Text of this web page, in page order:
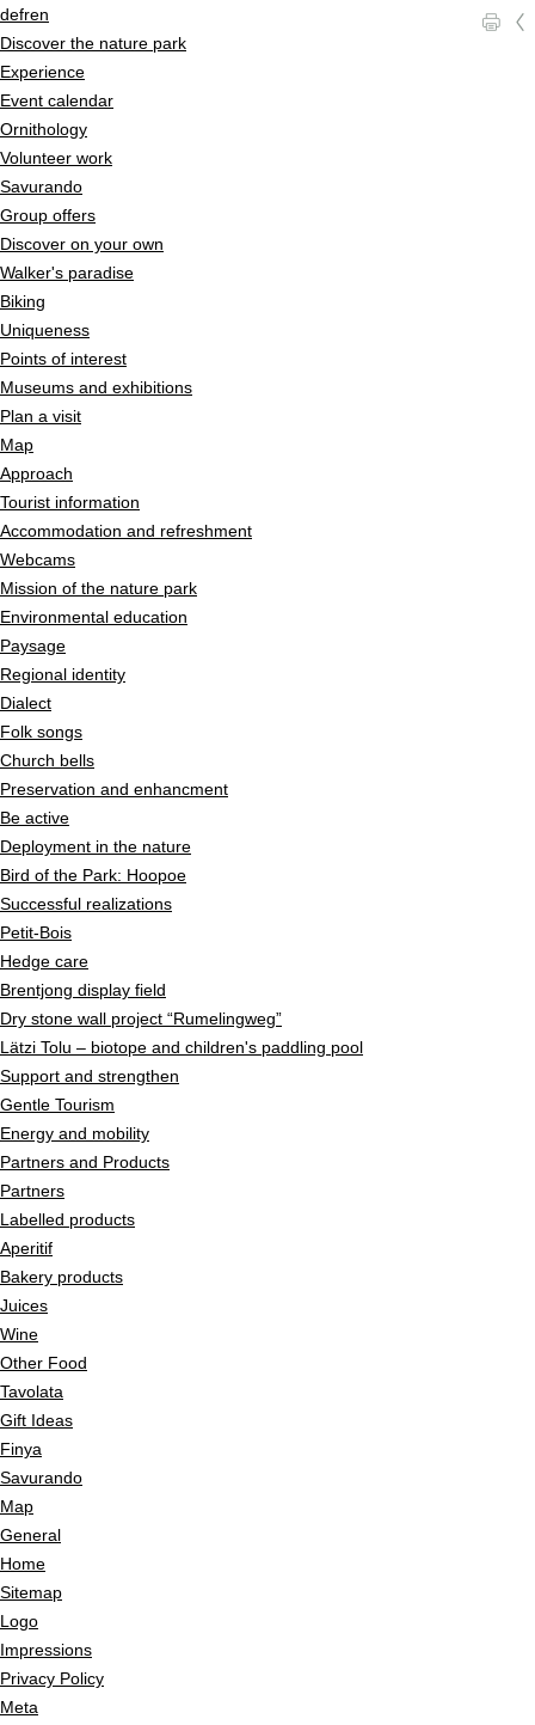
Navigieren in Pfyn-Finges
navigation
Home page
Navigation
Content
Contact
Sitemap
Search
defren
Discover the nature park
Experience
Event calendar
Ornithology
Volunteer work
Savurando
Group offers
Discover on your own
Walker's paradise
Biking
Uniqueness
Points of interest
Museums and exhibitions
Plan a visit
Map
Approach
Tourist information
Accommodation and refreshment
Webcams
Mission of the nature park
Environmental education
Paysage
Regional identity
Dialect
Folk songs
Church bells
Preservation and enhancment
Be active
Deployment in the nature
Bird of the Park: Hoopoe
Successful realizations
Petit-Bois
Hedge care
Brentjong display field
Dry stone wall project “Rumelingweg”
Lätzi Tolu – biotope and children's paddling pool
Support and strengthen
Gentle Tourism
Energy and mobility
Partners and Products
Partners
Labelled products
Aperitif
Bakery products
Juices
Wine
Other Food
Tavolata
Gift Ideas
Finya
Savurando
Map
General
Home
Sitemap
Logo
Impressions
Privacy Policy
Meta
l c